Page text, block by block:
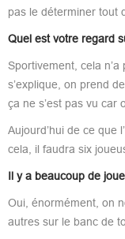
pas le déterminer tout
Quel est votre regard
Sportivement, cela
s’explique, on prend
ça ne s’est pas vu car
Aujourd’hui de ce que
cela, il faudra six
Il y a beaucoup de
Oui, énormément, on
autres sur le banc de